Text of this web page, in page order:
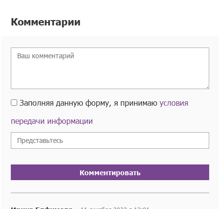
Комментарии
Заполняя данную форму, я принимаюусловия
передачи информации
Комментировать